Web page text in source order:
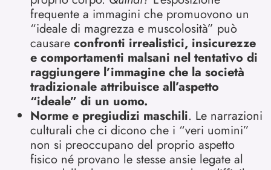
frequente a immagini che promuovono un
“ideale di magrezza e muscolosità” può
causare confronti irrealistici, insicurezze
e comportamenti malsani nel tentativo di
raggiungere l’immagine che la società
tradizionale attribuisce all’aspetto
“ideale” di un uomo.
Norme e pregiudizi maschili. Le narrazioni
culturali che ci dicono che i “veri uomini”
non si preoccupano del proprio aspetto
fisico né provano le stesse ansie legate al